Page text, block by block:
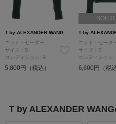
T by ALEXANDER WANG
ニット・セーター
サイズ：S
コンディション: B
5,800円（税込）
T by
ニット・セータ
サイズ：S
コンディション:
6,600円（税込
T by ALEXANDER